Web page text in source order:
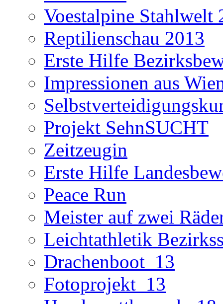
Voestalpine Stahlwelt
Reptilienschau 2013
Erste Hilfe
Impressionen aus
Projekt SehnSUCHT
Zeitzeugin
Erste Hilfe
Peace Run
Meister auf zwei
Leichtathletik
Drachenboot_13
Fotoprojekt_13